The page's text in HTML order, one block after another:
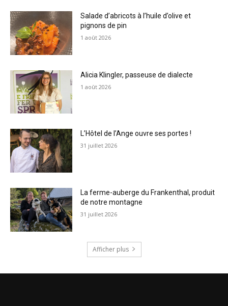
Salade d’abricots à l’huile d’olive et
pignons de pin
1 août 2026
Alicia Klingler, passeuse de dialecte
1 août 2026
L’Hôtel de l’Ange ouvre ses portes !
31 juillet 2026
La ferme-auberge du Frankenthal, produit
de notre montagne
31 juillet 2026
Afficher plus